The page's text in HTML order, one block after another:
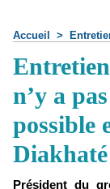
Accueil >
n’y a
possible
Président du